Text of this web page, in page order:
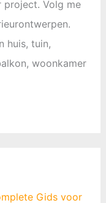
Volg me
huis, tuin,
woonkamer
Gids voor